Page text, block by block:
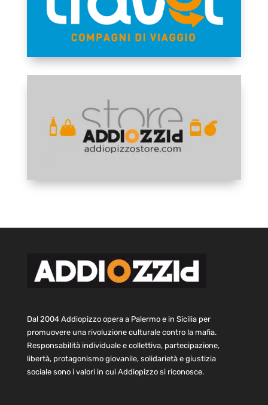
Dal 2004 Addiopizzo opera a Palermo e in Sicilia per
promuovere una rivoluzione culturale contro la mafia.
Responsabilità individuale e collettiva, partecipazione,
libertà, protagonismo giovanile, solidarietà e giustizia
sociale sono i valori in cui Addiopizzo si riconosce.